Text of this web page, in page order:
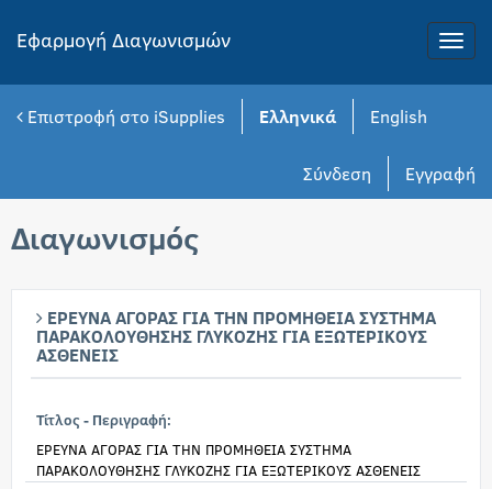
Toggle
Εφαρμογή Διαγωνισμών
Επιστροφή στο iSupplies Ελληνικά English
Εγγραφή
Σύνδεση
Διαγωνισμός
ΕΡΕΥΝΑ ΑΓΟΡΑΣ ΓΙΑ ΤΗΝ ΠΡΟΜΗΘΕΙΑ ΣΥΣΤΗΜΑ
ΠΑΡΑΚΟΛΟΥΘΗΣΗΣ ΓΛΥΚΟΖΗΣ ΓΙΑ ΕΞΩΤΕΡΙΚΟΥΣ
ΑΣΘΕΝΕΙΣ
Τίτλος - Περιγραφή:
ΕΡΕΥΝΑ ΑΓΟΡΑΣ ΓΙΑ ΤΗΝ ΠΡΟΜΗΘΕΙΑ ΣΥΣΤΗΜΑ
ΠΑΡΑΚΟΛΟΥΘΗΣΗΣ ΓΛΥΚΟΖΗΣ ΓΙΑ ΕΞΩΤΕΡΙΚΟΥΣ ΑΣΘΕΝΕΙΣ